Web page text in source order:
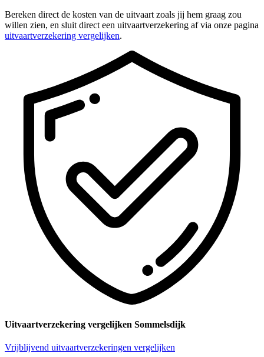
Bereken direct de kosten van de uitvaart zoals jij hem graag zou
willen zien, en sluit direct een uitvaartverzekering af via onze pagina
uitvaartverzekering vergelijken.
Uitvaartverzekering vergelijken Sommelsdijk
Vrijblijvend uitvaartverzekeringen vergelijken